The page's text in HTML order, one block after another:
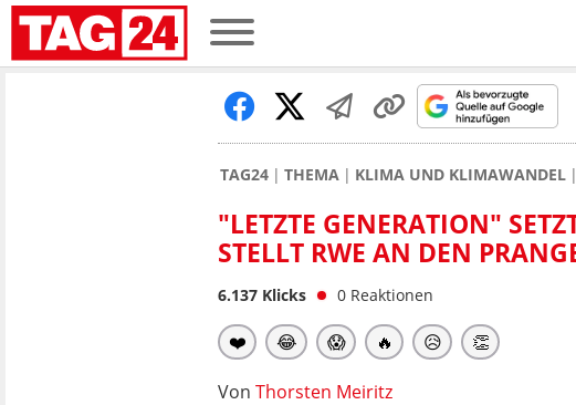
TAG24 THEMA KLIMA UND KLIMAWANDEL
"LETZTE GENERATION"
STELLT RWE AN DEN
6.137 Klicks 0 Reaktionen
❤️ 😂 😱 🔥 😥 👏
Von Thorsten Meiritz